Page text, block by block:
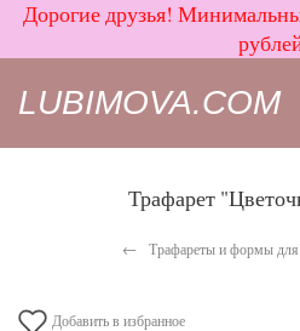
Дорогие друзья!
LUBIMOVA.COM
Трафарет
Трафареты и формы для
Добавить в избранное